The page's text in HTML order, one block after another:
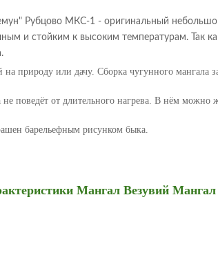
Рубцово МКС-1 - оригинальный
и стойким к высоким температурам. Так
на природу или дачу. Сборка чугунного
поведёт от длительного нагрева. В нём можно
барельефным рисунком быка.
Мангал Везувий